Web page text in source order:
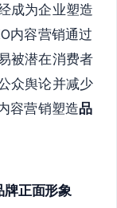
成为企业塑造
内容营销通过
被潜在消费者
众舆论并减少
容营销塑造品
牌正面形象